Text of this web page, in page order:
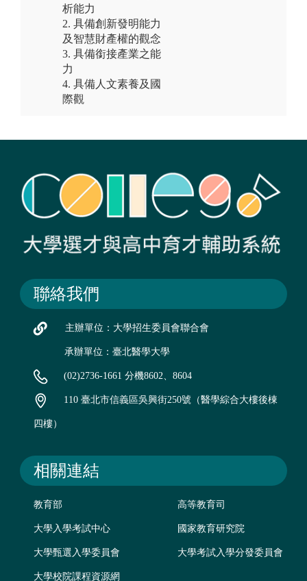
析能力
2. 具備創新發明能力
及智慧財產權的觀念
3. 具備銜接產業之能
力
4. 具備人文素養及國
際觀
聯絡我們
主辦單位：大學招生委員會聯合會
承辦單位：臺北醫學大學
(02)2736-1661 分機8602、8604
110 臺北市信義區吳興街250號（醫學綜合大樓後棟
四樓）
相關連結
教育部 高等教育司
大學入學考試中心 國家教育研究院
大學甄選入學委員會 大學考試入學分發委員會
大學校院課程資源網